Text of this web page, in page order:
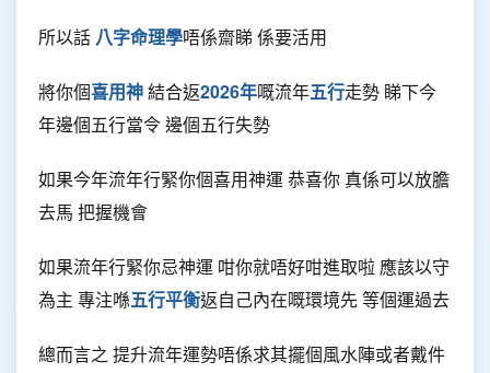
所以話 八字命理學唔係齋睇 係要活用
將你個喜用神結合返2026年嘅流年五行走勢 睇下今
年邊個五行當令 邊個五行失勢
如果今年流年行緊你個喜用神運 恭喜你 真係可以放膽
去馬 把握機會
如果流年行緊你忌神運 咁你就唔好咁進取啦 應該以守
為主 專注喺五行平衡返自己內在嘅環境先 等個運過去
總而言之 提升流年運勢唔係求其擺個風水陣或者戴件